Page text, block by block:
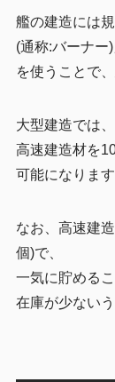
艦の建造には
(通称:バーナー)
を使うことで
大型建造では、
高速建造材を
可能になります
なお、高速建
個)で、
一気に貯める
在庫が少ない